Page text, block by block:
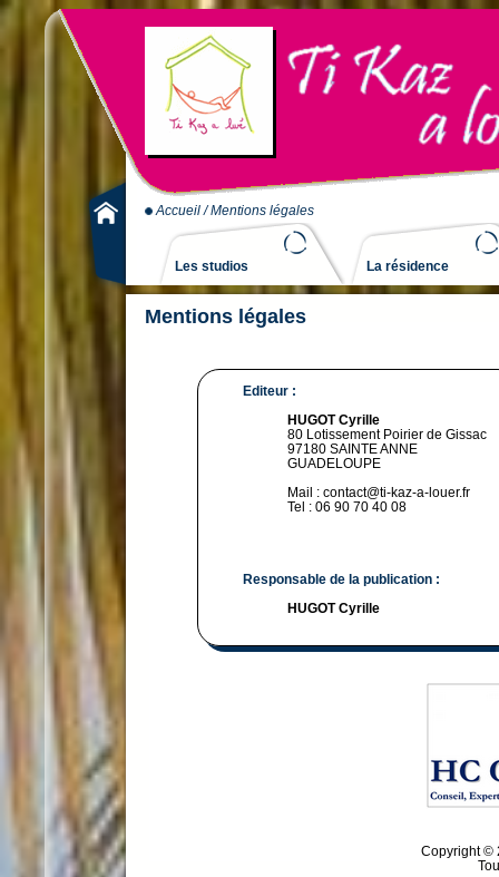
Accueil/ Mentions légales
Les studios La résidence
Mentions légales
Editeur :
HUGOT Cyrille
80 Lotissement Poirier de Gissac
97180 SAINTE ANNE
GUADELOUPE
Mail : contact@ti-kaz-a-louer.fr
Tel : 06 90 70 40 08
Responsable de la publication :
HUGOT Cyrille
Copyright ©